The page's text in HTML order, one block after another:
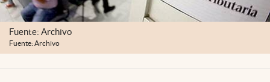
Fuente: Archivo
Fuente: Archivo